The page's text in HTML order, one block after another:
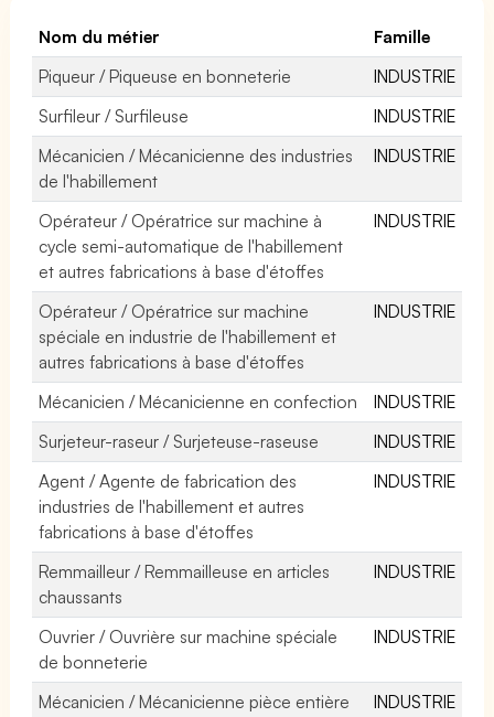
Nom du métier
Famille
Piqueur / Piqueuse en bonneterie
INDUSTRIE
Surfileur / Surfileuse
INDUSTRIE
Mécanicien / Mécanicienne des industries
de l'habillement
INDUSTRIE
Opérateur / Opératrice sur machine à
cycle semi-automatique de l'habillement
et autres fabrications à base d'étoffes
INDUSTRIE
Opérateur / Opératrice sur machine
spéciale en industrie de l'habillement et
autres fabrications à base d'étoffes
INDUSTRIE
Mécanicien / Mécanicienne en confection
INDUSTRIE
Surjeteur-raseur / Surjeteuse-raseuse
INDUSTRIE
Agent / Agente de fabrication des
industries de l'habillement et autres
fabrications à base d'étoffes
INDUSTRIE
Remmailleur / Remmailleuse en articles
chaussants
INDUSTRIE
Ouvrier / Ouvrière sur machine spéciale
de bonneterie
INDUSTRIE
Mécanicien / Mécanicienne pièce entière
INDUSTRIE